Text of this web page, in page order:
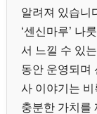
알려져 있습니
‘센신마루’ 나
서 느낄 수 있
동안 운영되며
사 이야기는
충분한 가치를